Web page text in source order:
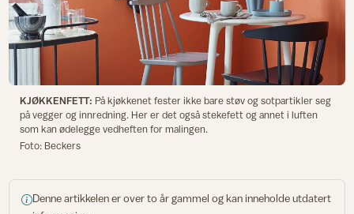
KJØKKENFETT: På kjøkkenet fester ikke bare støv og sotpartikler seg
på vegger og innredning. Her er det også stekefett og annet i luften
som kan ødelegge vedheften for malingen.
Foto: Beckers
Denne artikkelen er over to år gammel og kan inneholde utdatert